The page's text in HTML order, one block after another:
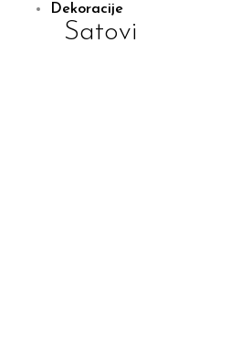
Dekoracije
Satovi